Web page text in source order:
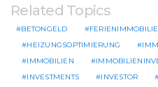
Related Topics
BETONGELD
HEIZUNGSOPTIMIERUNG
IMMOBILIEN
INVESTMENTS
INVESTOR